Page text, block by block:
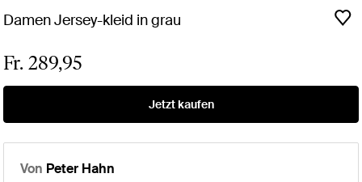
Damen Jersey-kleid in grau
Fr. 289,95
Jetzt kaufen
Von Peter Hahn